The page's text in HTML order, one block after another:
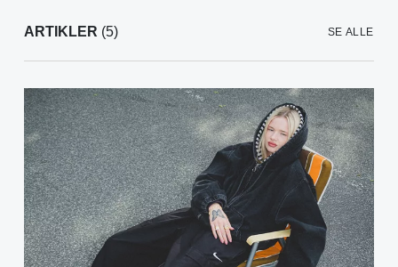
ARTIKLER (5) SE ALLE